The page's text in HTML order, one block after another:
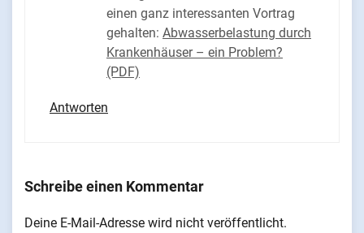
einen ganz interessanten Vortrag
gehalten: Abwasserbelastung durch
Krankenhäuser – ein Problem?
(PDF)
Antworten
Schreibe einen Kommentar
Deine E-Mail-Adresse wird nicht veröffentlicht.